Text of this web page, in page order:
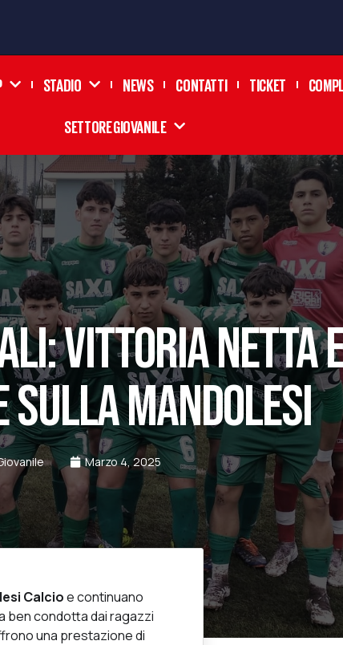
STADIO NEWS CONTATTI TICKET
SETTORE GIOVANILE
VITTORIA NETTA
SULLA MANDOLESI
Marzo 4, 2025
Calcioe continuano
ben condotta dai ragazzi
una prestazione di